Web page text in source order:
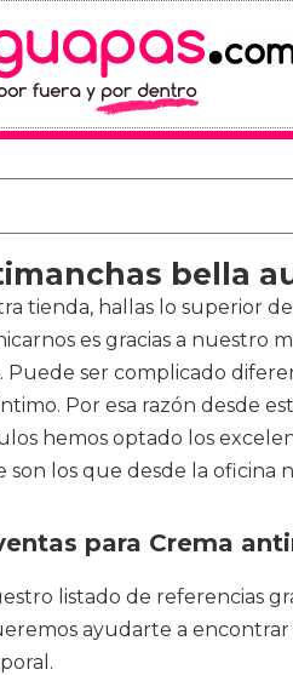
bella
tienda, hallas lo superior de
es gracias a nuestro
Puede ser complicado
Por esa razón desde
hemos optado los
son los que desde la oficina
para Crema
listado de referencias
ayudarte a encontrar